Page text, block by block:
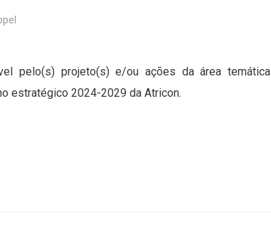
pelo(s) projeto(s) e/ou ações da área temática
estratégico 2024-2029 da Atricon.